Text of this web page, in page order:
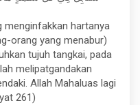
menginfakkan hartanya
orang yang menabur)
tujuh tangkai, pada
melipatgandakan
Allah Mahaluas lagi
261)